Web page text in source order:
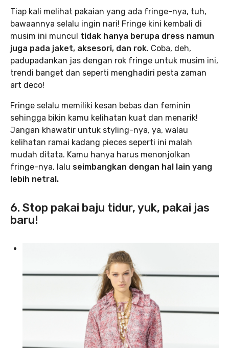
Tiap kali melihat pakaian yang ada fringe-nya, tuh,
bawaannya selalu ingin nari! Fringe kini kembali di
musim ini muncul tidak hanya berupa dress namun
juga pada jaket, aksesori, dan rok. Coba, deh,
padupadankan jas dengan rok fringe untuk musim ini,
trendi banget dan seperti menghadiri pesta zaman
art deco!
Fringe selalu memiliki kesan bebas dan feminin
sehingga bikin kamu kelihatan kuat dan menarik!
Jangan khawatir untuk styling-nya, ya, walau
kelihatan ramai kadang pieces seperti ini malah
mudah ditata. Kamu hanya harus menonjolkan
fringe-nya, lalu seimbangkan dengan hal lain yang
lebih netral.
6. Stop pakai baju tidur, yuk, pakai jas
baru!